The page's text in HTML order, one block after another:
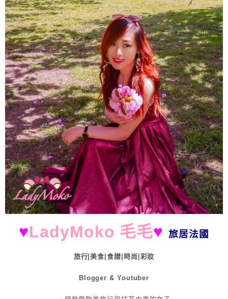
♥LadyMoko 毛毛♥ 旅居法國
旅行|美食|食譜|時尚|彩妝
Blogger & Youtuber